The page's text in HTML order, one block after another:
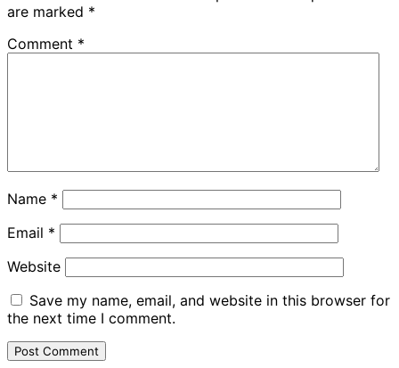
are marked *
Comment *
Name *
Email *
Website
Save my name, email, and website in this browser for
the next time I comment.